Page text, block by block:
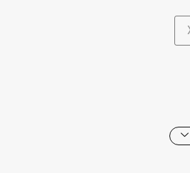
Indonesia Targetkan Rp945,1
Strategi Pergeseran Basis